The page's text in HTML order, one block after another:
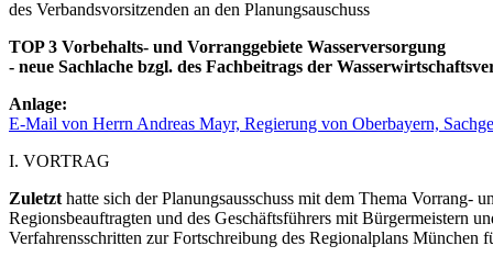
des Verbandsvorsitzenden an den Planungsauschuss
TOP 3 Vorbehalts- und Vorranggebiete Wasserversorgung
- neue Sachlache bzgl. des Fachbeitrags der
Anlage:
E-Mail von Herrn Andreas Mayr, Regierung von Oberbayern,
I. VORTRAG
Zuletzt hatte sich der Planungsausschuss mit dem Thema Vorrang-
Regionsbeauftragten und des Geschäftsführers mit Bürgermeistern
Verfahrensschritten zur Fortschreibung des Regionalplans München